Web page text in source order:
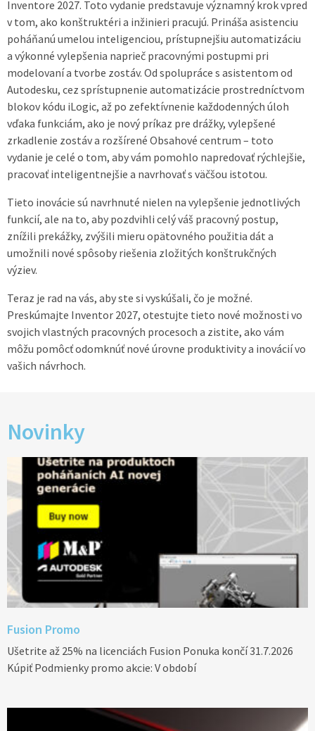
Inventore 2027. Toto vydanie predstavuje významný krok vpred
v tom, ako konštruktéri a inžinieri pracujú. Prináša asistenciu
poháňanú umelou inteligenciou, prístupnejšiu automatizáciu
a výkonné vylepšenia naprieč pracovnými postupmi pri
modelovaní a tvorbe zostáv. Od spolupráce s asistentom od
Autodesku, cez sprístupnenie automatizácie prostredníctvom
blokov kódu iLogic, až po zefektívnenie každodenných úloh
vďaka funkciám, ako je nový príkaz pre drážky, vylepšené
zrkadlenie zostáv a rozšírené Obsahové centrum – toto
vydanie je celé o tom, aby vám pomohlo napredovať rýchlejšie,
pracovať inteligentnejšie a navrhovať s väčšou istotou.
Tieto inovácie sú navrhnuté nielen na vylepšenie jednotlivých
funkcií, ale na to, aby pozdvihli celý váš pracovný postup,
znížili prekážky, zvýšili mieru opätovného použitia dát a
umožnili nové spôsoby riešenia zložitých konštrukčných
výziev.
Teraz je rad na vás, aby ste si vyskúšali, čo je možné.
Preskúmajte Inventor 2027, otestujte tieto nové možnosti vo
svojich vlastných pracovných procesoch a zistite, ako vám
môžu pomôcť odomknúť nové úrovne produktivity a inovácií vo
vašich návrhoch.
Novinky
Fusion Promo
Ušetrite až 25% na licenciách Fusion Ponuka končí 31.7.2026
Kúpiť Podmienky promo akcie: V období